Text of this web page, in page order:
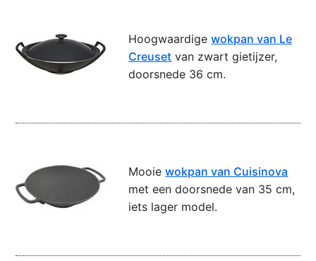
Hoogwaardigewokpan van Le
Creuset van zwart gietijzer,
doorsnede 36 cm.
Mooiewokpan van Cuisinova
met een doorsnede van 35 cm,
iets lager model.